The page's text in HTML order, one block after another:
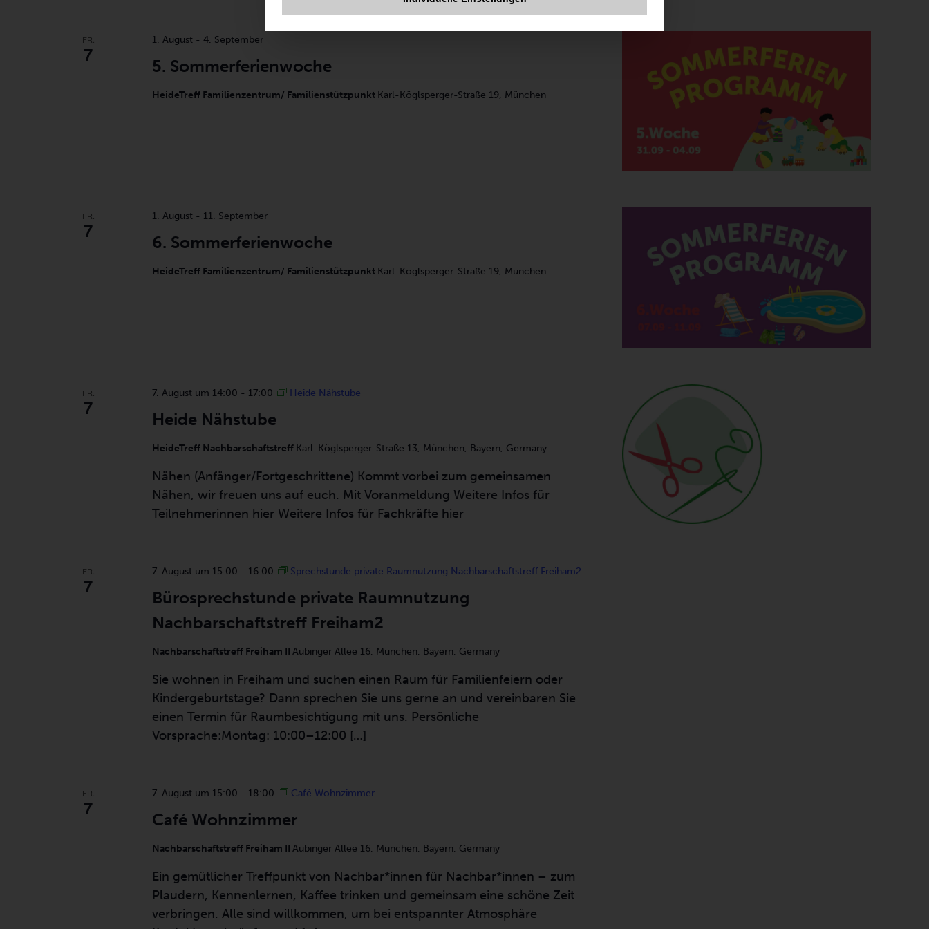
FR.
7
5. Sommerferienwoche
1. August- 4. September
HeideTreff Familienzentrum/ Familienstützpunkt Karl-Köglsperger-Straße 19, München
FR.
7
6. Sommerferienwoche
1. August- 11. September
HeideTreff Familienzentrum/ Familienstützpunkt Karl-Köglsperger-Straße 19, München
FR.
7
Heide Nähstube
7. August um 14:00 - 17:00 Heide Nähstube
HeideTreff Nachbarschaftstreff Karl-Köglsperger-Straße 13, München, Bayern, Germany
Nähen (Anfänger/Fortgeschrittene) Kommt vorbei zum gemeinsamen
Nähen, wir freuen uns auf euch. Mit Voranmeldung Weitere Infos für
Teilnehmerinnen hier Weitere Infos für Fachkräfte hier
FR.
7
Bürosprechstunde private Raumnutzung
Nachbarschaftstreff Freiham2
7. August um 15:00 - 16:00 Sprechstunde private Raumnutzung Nachbarschaftstreff Freiham2
Nachbarschaftstreff Freiham II Aubinger Allee 16, München, Bayern, Germany
Sie wohnen in Freiham und suchen einen Raum für Familienfeiern oder
Kindergeburtstage? Dann sprechen Sie uns gerne an und vereinbaren Sie
einen Termin für Raumbesichtigung mit uns. Persönliche
Vorsprache:Montag: 10:00–12:00 […]
FR.
7
Café Wohnzimmer
7. August um 15:00 - 18:00 Café Wohnzimmer
Nachbarschaftstreff Freiham II Aubinger Allee 16, München, Bayern, Germany
Ein gemütlicher Treffpunkt von Nachbar*innen für Nachbar*innen – zum
Plaudern, Kennenlernen, Kaffee trinken und gemeinsam eine schöne Zeit
verbringen. Alle sind willkommen, um bei entspannter Atmosphäre